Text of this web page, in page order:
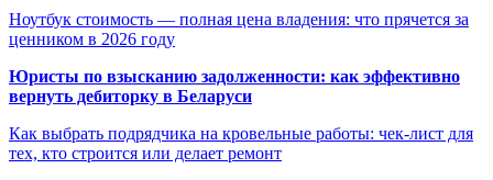
Ноутбук стоимость — полная цена владения: что прячется за
ценником в 2026 году
Юристы по взысканию задолженности: как эффективно
вернуть дебиторку в Беларуси
Как выбрать подрядчика на кровельные работы: чек-лист для
тех, кто строится или делает ремонт